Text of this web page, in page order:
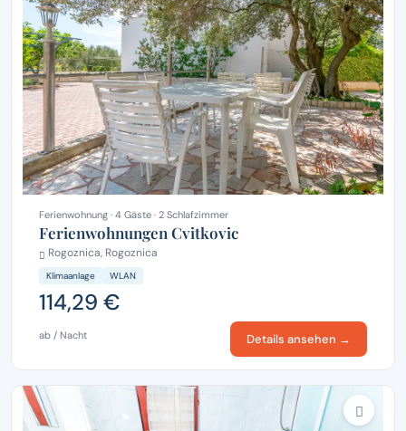
Ferienwohnung · 4 Gäste · 2 Schlafzimmer
Ferienwohnungen Cvitkovic
Rogoznica, Rogoznica
Klimaanlage WLAN
114,29 €
ab / Nacht Details ansehen →